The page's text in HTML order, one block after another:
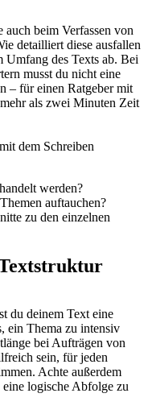
beim Verfassen von
detailliert diese ausfallen
Umfang des Texts ab. Bei
musst du nicht eine
– für einen Ratgeber mit
als zwei Minuten Zeit
dem Schreiben
werden?
auftauchen?
zu den einzelnen
du deinem Text eine
ein Thema zu intensiv
bei Aufträgen von
sein, für jeden
Achte außerdem
logische Abfolge zu